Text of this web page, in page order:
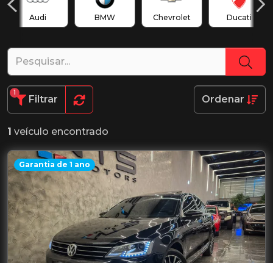
Audi BMW Chevrolet Ducati
Filtrar
1
Ordenar
1 veículo encontrado
Garantia de 1 ano